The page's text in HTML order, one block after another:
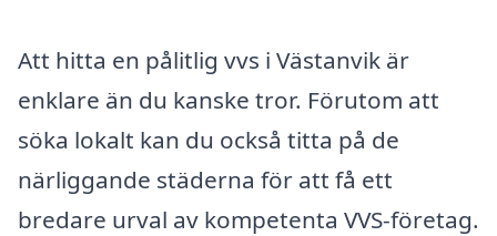
Att hitta en pålitlig vvs i Västanvik är
enklare än du kanske tror. Förutom att
söka lokalt kan du också titta på de
närliggande städerna för att få ett
bredare urval av kompetenta VVS-företag.